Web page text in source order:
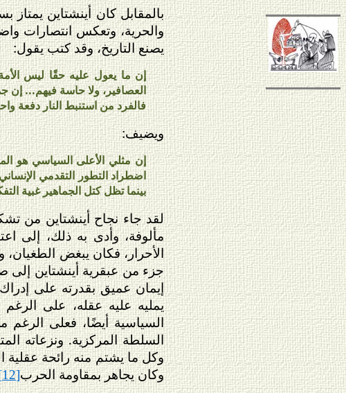
بالمقابل كان أينشتاين يمتاز
والحرية، وتعكس انتصارات
يصنع التاريخ، وقد كتب يقول:
إن ما يعول عليه حقًا ليس
العصافير، ولا حاسة فيهم... إن
فالفرد من استنبط النار دفعة
ويضيف:
إن مثلي الأعلى السياسي هو
اضطراد التطور التقدمي
بينما تظل كتل الجماهير غبية
لقد جاء نجاح أينشتاين من
مألوفة، وأدى به ذلك، إلى
الأحرار، فكان يبغض
جزء من عبقرية أينشتاين إلى
إيمان عميق بقدرته على
يمليه عليه عقله، على
السياسية أيضًا، فعلى الرغم
السلطة المركزية. ونزعاته
وكل ما يشتم منه رائحة عقلية
وكان يجاهر بمقاومة الحرب[12]